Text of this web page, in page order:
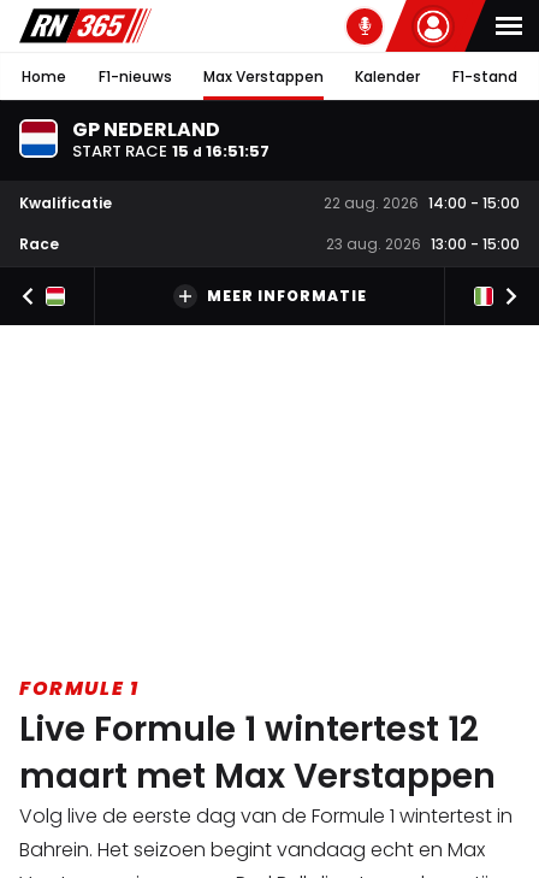
Home F1-nieuws Max Verstappen Kalender F1-stand
GP NEDERLAND
START RACE 15 d 16:51:56
Kwalificatie 22 aug. 2026 14:00 - 15:00
Race
23 aug. 2026 13:00 - 15:00
MEER INFORMATIE
FORMULE 1
Live Formule 1 wintertest 12
maart met Max Verstappen
Volg live de eerste dag van de Formule 1 wintertest in
Bahrein. Het seizoen begint vandaag echt en Max